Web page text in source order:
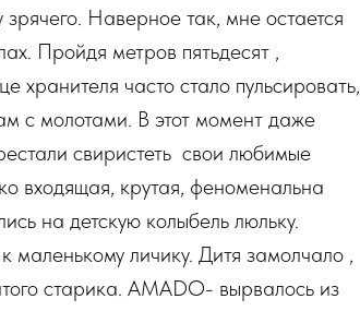
зрячего. Наверное так, мне остается
Пройдя метров пятьдесят ,
хранителя часто стало пульсировать,
с молотами. В этот момент даже
свиристеть свои любимые
входящая, крутая, феноменальна
на детскую колыбель люльку.
маленькому личику. Дитя замолчало ,
старика. AMADO- вырвалось из